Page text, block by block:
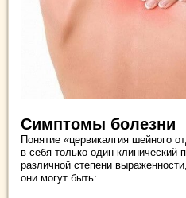
Симптомы болезни
Понятие «цервикалгия шейного
в себя только один
различной степени
они могут быть: